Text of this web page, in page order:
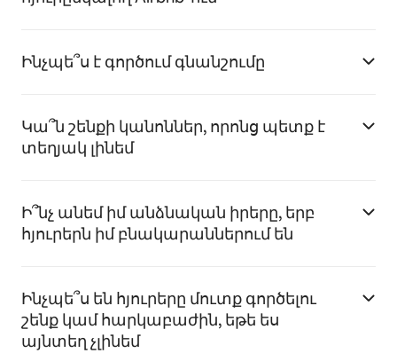
Ինչպե՞ս է գործում գնանշումը
Կա՞ն շենքի կանոններ, որոնց պետք է
տեղյակ լինեմ
Ի՞նչ անեմ իմ անձնական իրերը, երբ
հյուրերն իմ բնակարաններում են
Ինչպե՞ս են հյուրերը մուտք գործելու
շենք կամ հարկաբաժին, եթե ես
այնտեղ չլինեմ